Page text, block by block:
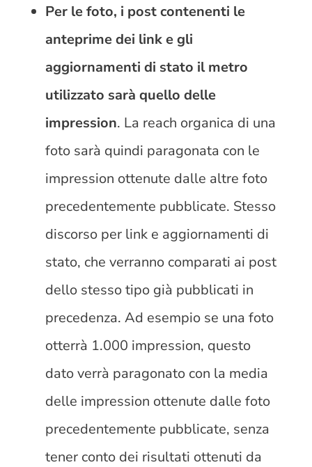
Per le foto, i post contenenti le
anteprime dei link e gli
aggiornamenti di stato il metro
utilizzato sarà quello delle
impression. La reach organica di una
foto sarà quindi paragonata con le
impression ottenute dalle altre foto
precedentemente pubblicate. Stesso
discorso per link e aggiornamenti di
stato, che verranno comparati ai post
dello stesso tipo già pubblicati in
precedenza. Ad esempio se una foto
otterrà 1.000 impression, questo
dato verrà paragonato con la media
delle impression ottenute dalle foto
precedentemente pubblicate, senza
tener conto dei risultati ottenuti da